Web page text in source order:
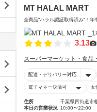
MT HALAL MART
全商品“ハラル認証取得済み”！
3.13
スーパーマーケット・食品
配達・デリバリー対応
電子マネー決済可 女
住所
千葉県四街道市
本日の営業状況 10:00〜22:00